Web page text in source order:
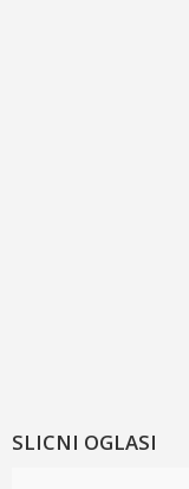
SLICNI OGLASI